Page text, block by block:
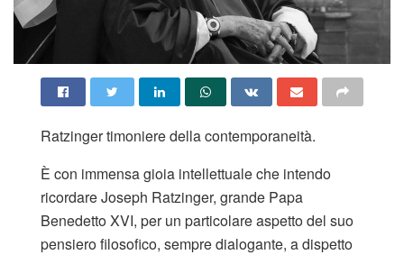
Ratzinger timoniere della contemporaneità.
È con immensa gioia intellettuale che intendo
ricordare Joseph Ratzinger, grande Papa
Benedetto XVI, per un particolare aspetto del suo
pensiero filosofico, sempre dialogante, a dispetto